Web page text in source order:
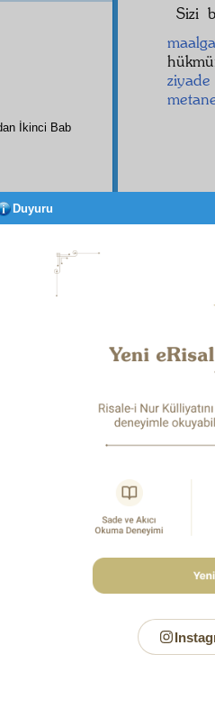
Sizi
ziyade
Bu
Dipnot-1
"Bizi
Bu
İkinci Bab
Duyuru